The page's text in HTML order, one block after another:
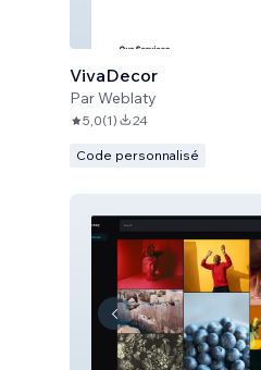
VivaDecor
ParWeblaty
5,0(1) 24
Code personnalisé